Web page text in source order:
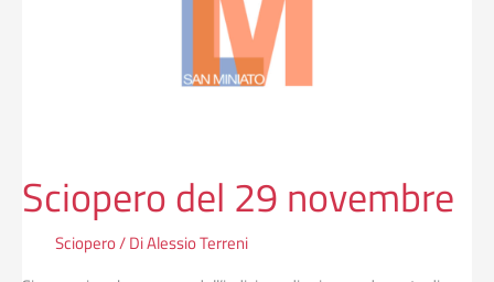
Sciopero del 29 novembre
Sciopero/ DiAlessio Terreni